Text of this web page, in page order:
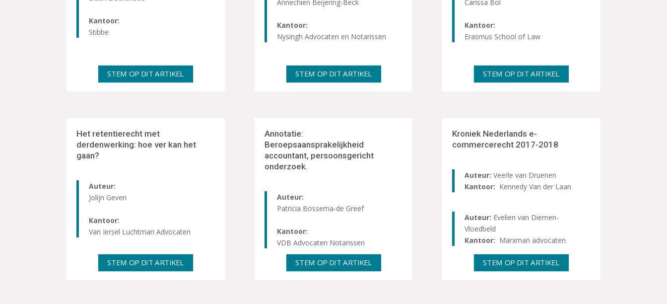
Kantoor:
Stibbe
STEM OP DIT ARTIKEL
Annechien Beijering-Beck
Kantoor:
Nysingh Advocaten en Notarissen
STEM OP DIT ARTIKEL
Carissa Bol
Kantoor:
Erasmus School of Law
STEM OP DIT ARTIKEL
Het retentierecht met
derdenwerking: hoe ver kan het
gaan?
Auteur:
Jolijn Geven
Kantoor:
Van Iersel Luchtman Advocaten
STEM OP DIT ARTIKEL
Annotatie:
Beroepsaansprakelijkheid
accountant, persoonsgericht
onderzoek.
Auteur:
Patricia Bossema-de Greef
Kantoor:
VDB Advocaten Notarissen
STEM OP DIT ARTIKEL
Kroniek Nederlands e-
commercerecht 2017-2018
Auteur: Veerle van Druenen
Kantoor: Kennedy Van der Laan
Auteur: Evelien van Diemen-
Vloedbeld
Kantoor: Marxman advocaten
STEM OP DIT ARTIKEL